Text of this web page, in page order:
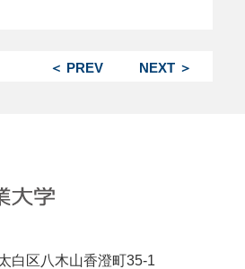
NEXT ＞
＜ PREV
白区八木山香澄町35-1